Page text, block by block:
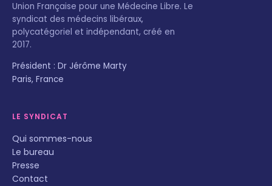
Union Française pour une Médecine Libre. Le
syndicat des médecins libéraux,
polycatégoriel et indépendant, créé en
2017.
Président : Dr Jérôme Marty
Paris, France
LE SYNDICAT
Qui sommes-nous
Le bureau
Presse
Contact